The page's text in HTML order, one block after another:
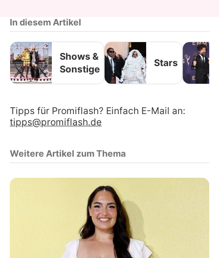
In diesem Artikel
Shows &
Sonstige
Stars
Tipps für Promiflash? Einfach E-Mail an:
tipps@promiflash.de
Weitere Artikel zum Thema